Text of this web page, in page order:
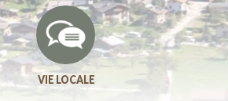
VIE LOCALE